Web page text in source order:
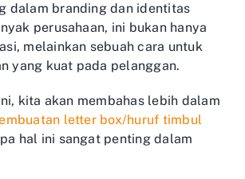
dalam branding dan identitas
perusahaan, ini bukan hanya
melainkan sebuah cara untuk
yang kuat pada pelanggan.
kita akan membahas lebih dalam
letter box/huruf timbul
hal ini sangat penting dalam